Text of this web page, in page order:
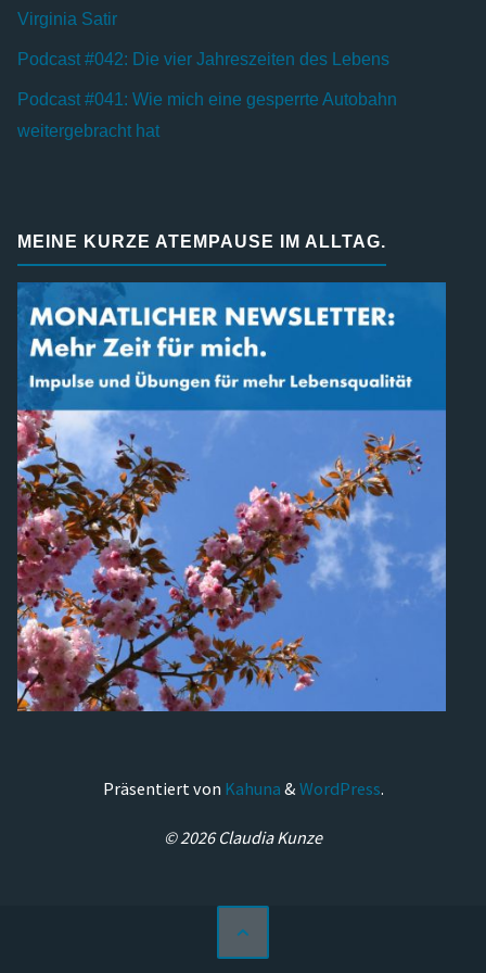
Virginia Satir
Podcast #042: Die vier Jahreszeiten des Lebens
Podcast #041: Wie mich eine gesperrte Autobahn
weitergebracht hat
MEINE KURZE ATEMPAUSE IM ALLTAG.
Präsentiert von Kahuna & WordPress.
© 2026 Claudia Kunze